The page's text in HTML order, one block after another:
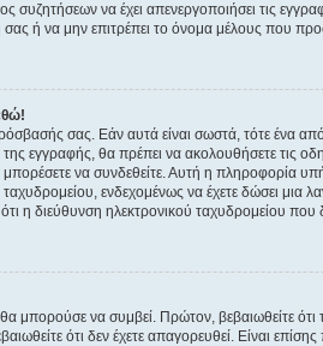
συζητήσεων να έχει απενεργοποιήσει τις
σας ή να μην επιτρέπει το όνομα μέλους που
σας. Εάν αυτά είναι σωστά, τότε ένα
της εγγραφής, θα πρέπει να ακολουθήσετε τις
να συνδεθείτε. Αυτή η πληροφορία
ενδεχομένως να έχετε δώσει μια
η διεύθυνση ηλεκτρονικού ταχυδρομείου
μπορούσε να συμβεί. Πρώτον, βεβαιωθείτε
ότι δεν έχετε απαγορευθεί. Είναι